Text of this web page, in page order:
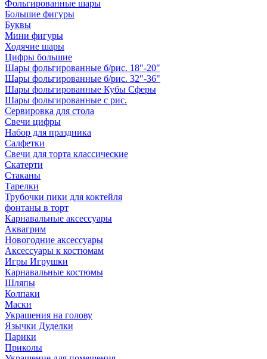
Фольгированные шары
Большие фигуры
Буквы
Мини фигуры
Ходячие шары
Цифры большие
Шары фольгированные б/рис. 18"-20"
Шары фольгированные б/рис. 32"-36"
Шары фольгированные Кубы Сферы
Шары фольгированные с рис.
Сервировка для стола
Свечи цифры
Набор для праздника
Салфетки
Свечи для торта классические
Скатерти
Стаканы
Тарелки
Трубочки пики для коктейля
фонтаны в торт
Карнавальные аксессуары
Аквагрим
Новогодние аксессуары
Аксессуары к костюмам
Игры Игрушки
Карнавальные костюмы
Шляпы
Колпаки
Маски
Украшения на голову
Язычки Дуделки
Парики
Приколы